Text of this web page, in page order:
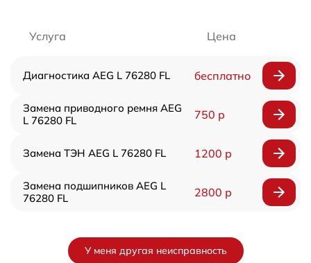
Услуга Цена
Диагностика AEG L 76280 FL бесплатно
Замена приводного ремня AEG
L 76280 FL
750 р
Замена ТЭН AEG L 76280 FL 1200 р
Замена подшипников AEG L
76280 FL
2800 р
У меня другая неисправность